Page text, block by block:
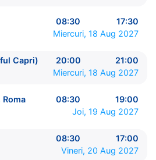
⚓ - 18:00
& Carloforte) pe Mare
07:00 - 16:00
08:30
17:30
Miercuri, 18 Aug 2027
Capri) 20:00
21:00
Miercuri, 18 Aug 2027
08:30
19:00
Joi, 19 Aug 2027
08:30
17:00
Vineri, 20 Aug 2027